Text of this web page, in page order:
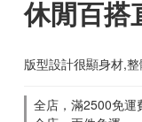
休閒百搭
版型設計很顯身材,
全店，滿2500免運